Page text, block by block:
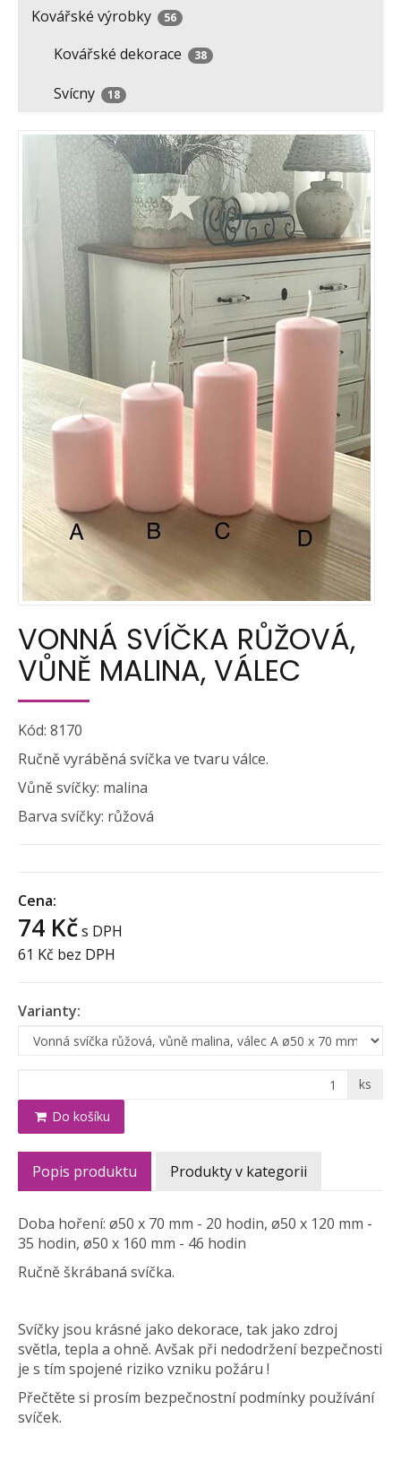
Kovářské výrobky 56
Kovářské dekorace 38
Svícny 18
VONNÁ SVÍČKA RŮŽOVÁ,
VŮNĚ MALINA, VÁLEC
Kód: 8170
Ručně vyráběná svíčka ve tvaru válce.
Vůně svíčky: malina
Barva svíčky: růžová
Cena:
74 Kčs DPH
61 Kč bez DPH
Varianty:
ks
Do košíku
Popis produktu Produkty v kategorii
Doba hoření: ø50 x 70 mm - 20 hodin, ø50 x 120 mm -
35 hodin, ø50 x 160 mm - 46 hodin
Ručně škrábaná svíčka.
Svíčky jsou krásné jako dekorace, tak jako zdroj
světla, tepla a ohně. Avšak při nedodržení bezpečnosti
je s tím spojené riziko vzniku požáru !
Přečtěte si prosím bezpečnostní podmínky používání
svíček.